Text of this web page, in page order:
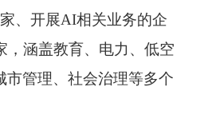
、开展AI相关业务的企
，涵盖教育、电力、低空
市管理、社会治理等多个